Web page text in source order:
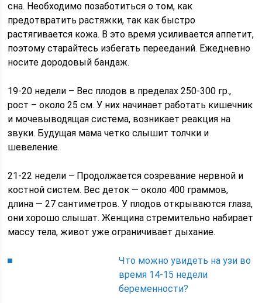
сна. Необходимо позаботиться о том, как
предотвратить растяжки, так как быстро
растягивается кожа. В это время усиливается аппетит,
поэтому старайтесь избегать перееданий. Ежедневно
носите дородовый бандаж.
19-20 недели – Вес плодов в пределах 250-300 гр.,
рост – около 25 см. У них начинает работать кишечник
и мочевыводящая система, возникает реакция на
звуки. Будущая мама четко слышит толчки и
шевеление.
21-22 недели – Продолжается созревание нервной и
костной систем. Вес деток — около 400 граммов,
длина — 27 сантиметров. У плодов открываются глаза,
они хорошо слышат. Женщина стремительно набирает
массу тела, живот уже ограничивает дыхание.
Что можно увидеть на узи во
время 14-15 недели
беременности?